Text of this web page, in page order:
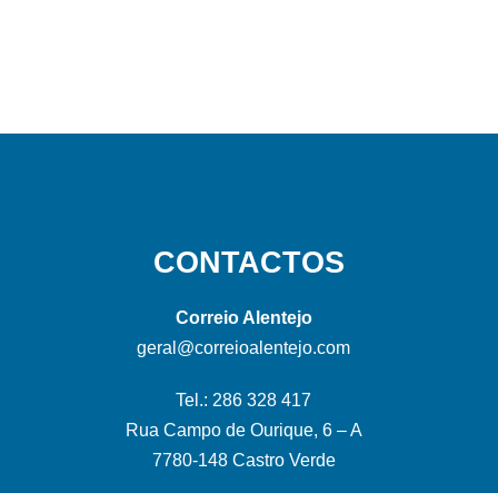
CONTACTOS
Correio Alentejo
geral@correioalentejo.com
Tel.: 286 328 417
Rua Campo de Ourique, 6 – A
7780-148 Castro Verde